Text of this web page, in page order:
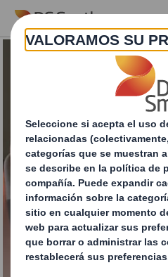
Skip to main content